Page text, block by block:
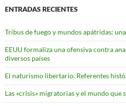
ENTRADAS RECIENTES
Tribus de fuego y mundos apátridas:
EEUU formaliza una ofensiva contra
diversos países
El naturismo libertario. Referentes
Las «crisis» migratorias y el mundo que